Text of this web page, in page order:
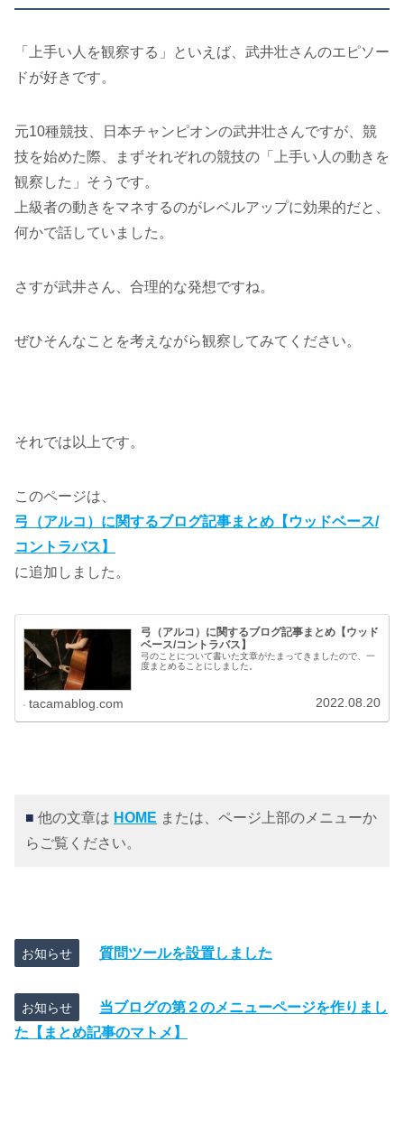
「上手い人を観察する」といえば、武井壮さんのエピソー
ドが好きです。
元10種競技、日本チャンピオンの武井壮さんですが、競
技を始めた際、まずそれぞれの競技の「上手い人の動きを
観察した」そうです。
上級者の動きをマネするのがレベルアップに効果的だと、
何かで話していました。
さすが武井さん、合理的な発想ですね。
ぜひそんなことを考えながら観察してみてください。
それでは以上です。
このページは、
弓（アルコ）に関するブログ記事まとめ【ウッドベース/
コントラバス】
に追加しました。
弓（アルコ）に関するブログ記事まとめ【ウッド
ベース/コントラバス】
弓のことについて書いた文章がたまってきましたので、一
度まとめることにしました。
tacamablog.com 2022.08.20
■ 他の文章は HOME または、ページ上部のメニューか
らご覧ください。
お知らせ 質問ツールを設置しました
お知らせ
当ブログの第２のメニューページを作りまし
た【まとめ記事のマトメ】